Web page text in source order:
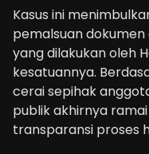
Kasus ini
pemalsuan
yang dilakukan oleh
kesatuannya.
cerai sepihak
publik akhirnya
transparansi proses